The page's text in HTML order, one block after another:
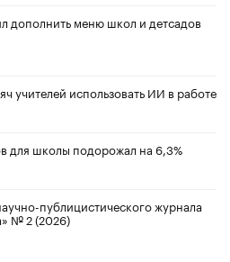
дополнить меню школ и детсадов
учителей использовать ИИ в работе
для школы подорожал на 6,3%
публицистического журнала
№ 2 (2026)